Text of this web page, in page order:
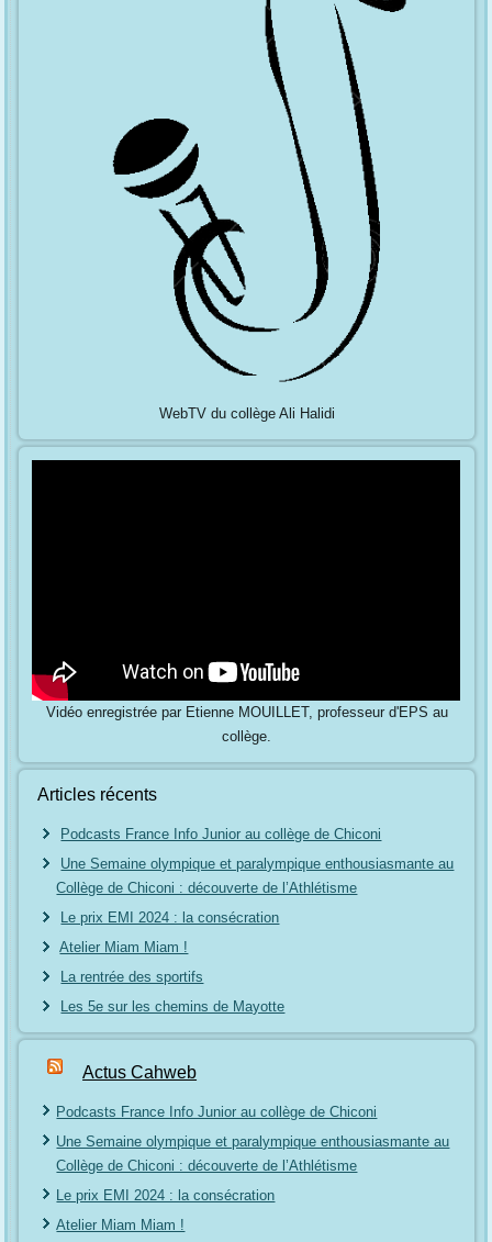
WebTV du collège Ali Halidi
Vidéo enregistrée par Etienne MOUILLET, professeur d'EPS au
collège.
Articles récents
Podcasts France Info Junior au collège de Chiconi
Une Semaine olympique et paralympique enthousiasmante au
Collège de Chiconi : découverte de l’Athlétisme
Le prix EMI 2024 : la consécration
Atelier Miam Miam !
La rentrée des sportifs
Les 5e sur les chemins de Mayotte
Actus Cahweb
Podcasts France Info Junior au collège de Chiconi
Une Semaine olympique et paralympique enthousiasmante au
Collège de Chiconi : découverte de l’Athlétisme
Le prix EMI 2024 : la consécration
Atelier Miam Miam !